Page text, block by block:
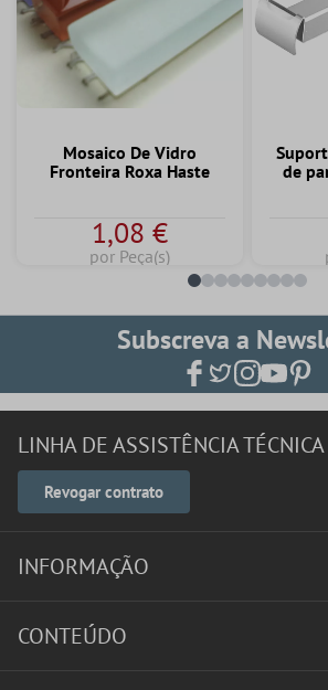
Mosaico De Vidro
Fronteira Roxa Haste
1,08 €
por Peça(s)
de
Subscreva a
LINHA DE ASSISTÊNCIA TÉCNICA
Revogar contrato
INFORMAÇÃO
CONTEÚDO